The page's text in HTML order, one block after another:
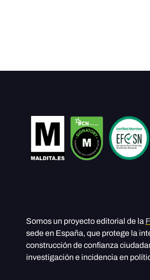
Somos un proyecto editorial de la
sede en España, que protege la
construcción de confianza
investigación e incidencia en